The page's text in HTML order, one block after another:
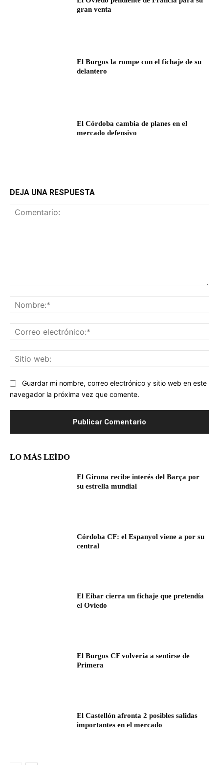
gran venta
El Burgos la rompe con el fichaje de su
delantero
El Córdoba cambia de planes en el
mercado defensivo
DEJA UNA RESPUESTA
Guardar mi nombre, correo electrónico y sitio web en este
navegador la próxima vez que comente.
LO MÁS LEÍDO
El Girona recibe interés del Barça por
su estrella mundial
Córdoba CF: el Espanyol viene a por su
central
El Eibar cierra un fichaje que pretendía
el Oviedo
El Burgos CF volvería a sentirse de
Primera
El Castellón afronta 2 posibles salidas
importantes en el mercado